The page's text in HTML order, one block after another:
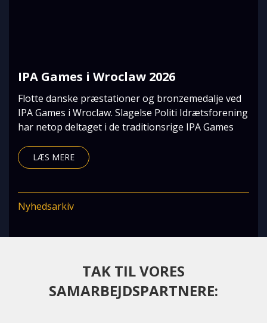
IPA Games i Wroclaw 2026
Flotte danske præstationer og bronzemedalje ved
IPA Games i Wroclaw. Slagelse Politi Idrætsforening
har netop deltaget i de traditionsrige IPA Games
LÆS MERE
Nyhedsarkiv
TAK TIL VORES
SAMARBEJDSPARTNERE: